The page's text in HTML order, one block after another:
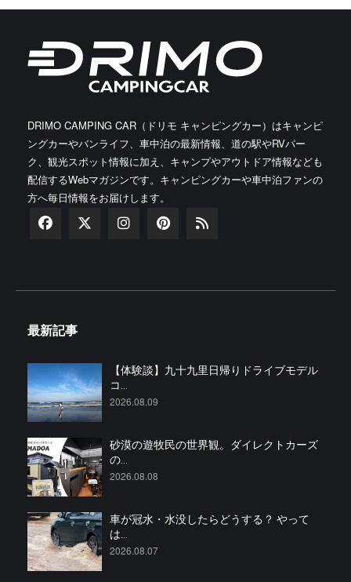
DRIMO CAMPING CAR（ドリモ キャンピングカー）はキャンピ
ングカーやバンライフ、車中泊の最新情報、道の駅やRVパー
ク、観光スポット情報に加え、キャンプやアウトドア情報なども
配信するWebマガジンです。キャンピングカーや車中泊ファンの
方へ毎日情報をお届けします。
最新記事
【体験談】九十九里日帰りドライブモデル
コ...
2026.08.09
砂漠の遊牧民の世界観。ダイレクトカーズ
の...
2026.08.08
車が冠水・水没したらどうする？ やって
は...
2026.08.07